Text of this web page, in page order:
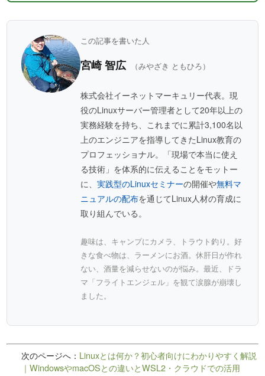
この記事を書いた人
宮崎 智広 （みやざき ともひろ）
株式会社イーネットマーキュリー代表。現
役のLinuxサーバー管理者として20年以上の
実務経験を持ち、これまでに累計3,100名以
上のエンジニアを指導してきたLinux教育の
プロフェッショナル。「現場で本当に使え
る技術」を体系的に伝えることをモットー
に、実践型のLinuxセミナーの開催や無料マ
ニュアルの配布を通じてLinux人材の育成に
取り組んでいる。
趣味は、キャンプにカメラ、トラウト釣り。好
きな食べ物は、ラーメンにお酒。休肝日が作れ
ない、酒量を減らせないのが悩み。最近、ドラ
マ「フライトエンジェル」を観て涙腺が崩壊し
ました。
次のページへ： Linuxとは何か？初心者向けにわかりやすく解説
｜WindowsやmacOSとの違いとWSL2・クラウドでの活用